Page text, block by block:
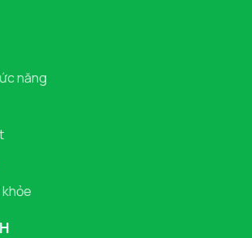
năng